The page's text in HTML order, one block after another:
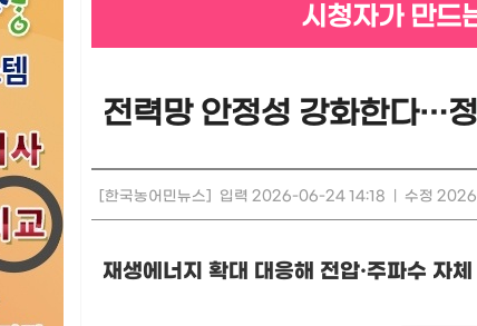
시청자가 만드
전력망 안정성 강화한다…
[한국농어민뉴스] 입력 2026-06-24 14:18 수정
재생에너지 확대 대응해 전압·주파수 자